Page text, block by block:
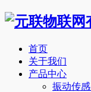
首页
关于我们
产品中心
振动传